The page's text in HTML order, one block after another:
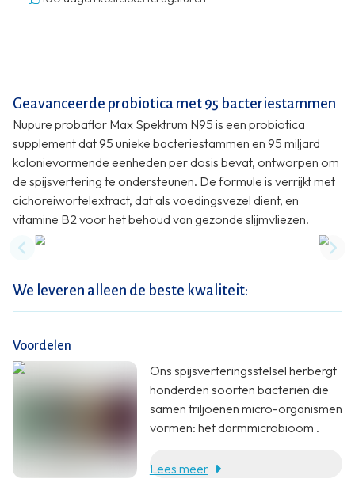
Geavanceerde probiotica met 95 bacteriestammen
Nupure probaflor Max Spektrum N95 is een probiotica
supplement dat 95 unieke bacteriestammen en 95 miljard
kolonievormende eenheden per dosis bevat, ontworpen om
de spijsvertering te ondersteunen. De formule is verrijkt met
cichoreiwortelextract, dat als voedingsvezel dient, en
vitamine B2 voor het behoud van gezonde slijmvliezen.
Previous slide
We leveren alleen de beste kwaliteit:
Voordelen
Ons spijsverteringsstelsel herbergt
honderden soorten bacteriën die
samen triljoenen micro-organismen
vormen: het darmmicrobioom .
Lees meer